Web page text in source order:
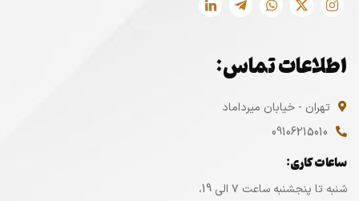
اطلاعات تماس:
تهران - خیابان میرداماد
09106215010
ساعات کاری:
شنبه تا پنجشنبه ساعت ۷ الی 19،